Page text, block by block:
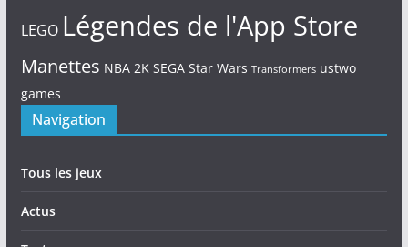
LEGO Légendes de l'App Store
Manettes NBA 2K SEGA Star Wars Transformers ustwo
games
Navigation
Tous les jeux
Actus